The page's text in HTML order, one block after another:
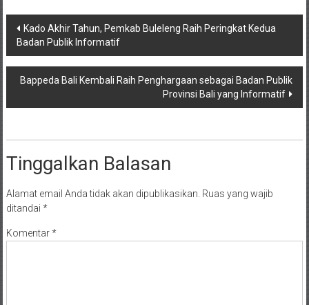
Navigasi
pos
Kado Akhir Tahun, Pemkab Buleleng Raih Peringkat Kedua
Badan Publik Informatif
Bappeda Bali Kembali Raih Penghargaan sebagai Badan Publik
Provinsi Bali yang Informatif
Tinggalkan Balasan
Alamat email Anda tidak akan dipublikasikan. Ruas yang wajib
ditandai *
Komentar*